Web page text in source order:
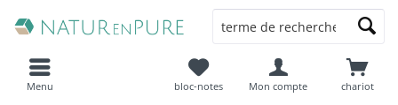
chariot
bloc-notes Mon compte
Menu